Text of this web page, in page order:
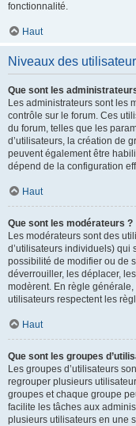
fonctionnalité.
Haut
Niveaux des
Que sont les
Les administrateurs sont les
contrôle sur le forum. Ces
du forum, telles que les
d’utilisateurs, la création de
peuvent également être
dépend de la configuration
Haut
Que sont les modérateurs ?
Les modérateurs sont des
d’utilisateurs individuels) qui
possibilité de modifier ou de
déverrouiller, les déplacer,
modèrent. En règle
utilisateurs respectent les
Haut
Que sont les groupes
Les groupes d’utilisateurs
regrouper plusieurs
groupes et chaque groupe
facilite les tâches aux
plusieurs utilisateurs en une